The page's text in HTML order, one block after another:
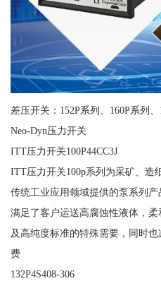
差压开关：152P系列、160P系列、
Neo-Dyn压力开关
ITT压力开关100P44CC3J
ITT压力开关100p系列为采矿、造
传统工业应用领域提供的泵系列产
满足了客户运送高腐蚀性液体，柔
及高纯度标准的特殊需要，同时
费
132P4S408-306